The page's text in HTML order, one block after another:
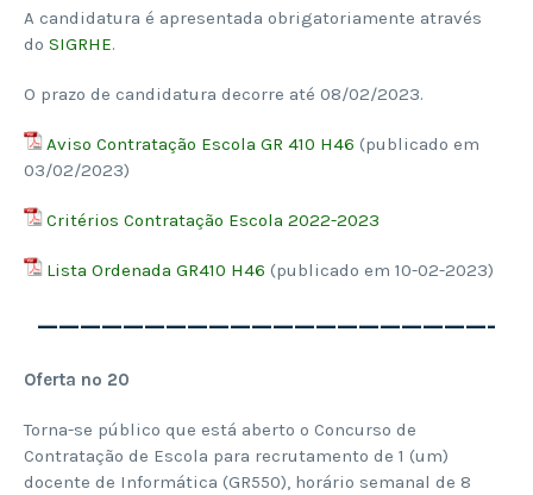
A candidatura é apresentada obrigatoriamente através
do SIGRHE.
O prazo de candidatura decorre até 08/02/2023.
Aviso Contratação Escola GR 410 H46 (publicado em
03/02/2023)
Critérios Contratação Escola 2022-2023
Lista Ordenada GR410 H46 (publicado em 10-02-2023)
—————————————————————-
Oferta nº 20
Torna-se público que está aberto o Concurso de
Contratação de Escola para recrutamento de 1 (um)
docente de Informática (GR550), horário semanal de 8